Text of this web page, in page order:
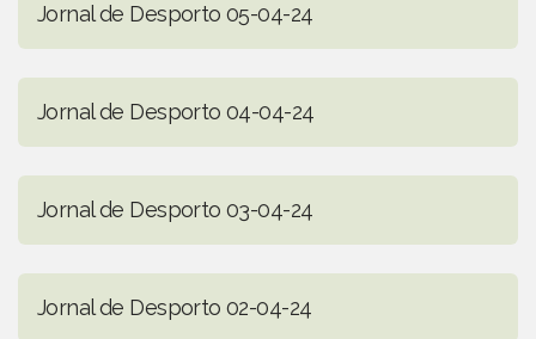
Jornal de Desporto 05-04-24
Jornal de Desporto 04-04-24
Jornal de Desporto 03-04-24
Jornal de Desporto 02-04-24